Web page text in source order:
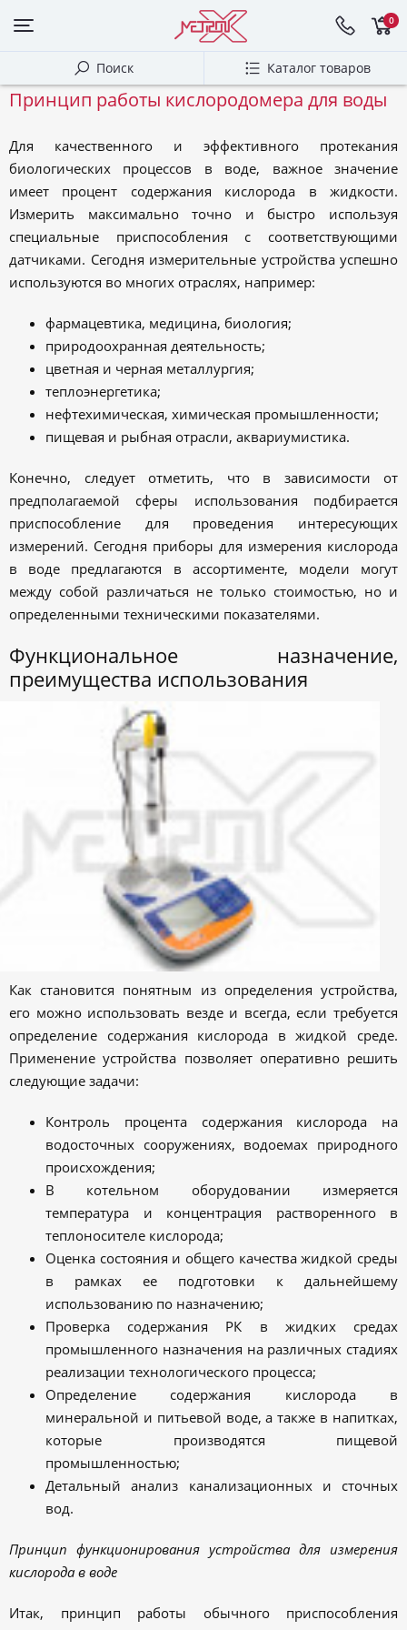
0
Поиск Каталог товаров
Принцип работы кислородомера для воды
Для качественного и эффективного протекания
биологических процессов в воде, важное значение
имеет процент содержания кислорода в жидкости.
Измерить максимально точно и быстро используя
специальные приспособления с соответствующими
датчиками. Сегодня измерительные устройства успешно
используются во многих отраслях, например:
фармацевтика, медицина, биология;
природоохранная деятельность;
цветная и черная металлургия;
теплоэнергетика;
нефтехимическая, химическая промышленности;
пищевая и рыбная отрасли, аквариумистика.
Конечно, следует отметить, что в зависимости от
предполагаемой сферы использования подбирается
приспособление для проведения интересующих
измерений. Сегодня приборы для измерения кислорода
в воде предлагаются в ассортименте, модели могут
между собой различаться не только стоимостью, но и
определенными техническими показателями.
Функциональное назначение,
преимущества использования
Как становится понятным из определения устройства,
его можно использовать везде и всегда, если требуется
определение содержания кислорода в жидкой среде.
Применение устройства позволяет оперативно решить
следующие задачи:
Контроль процента содержания кислорода на
водосточных сооружениях, водоемах природного
происхождения;
В котельном оборудовании измеряется
температура и концентрация растворенного в
теплоносителе кислорода;
Оценка состояния и общего качества жидкой среды
в рамках ее подготовки к дальнейшему
использованию по назначению;
Проверка содержания РК в жидких средах
промышленного назначения на различных стадиях
реализации технологического процесса;
Определение содержания кислорода в
минеральной и питьевой воде, а также в напитках,
которые производятся пищевой
промышленностью;
Детальный анализ канализационных и сточных
вод.
Принцип функционирования устройства для измерения
кислорода в воде
Итак, принцип работы обычного приспособления